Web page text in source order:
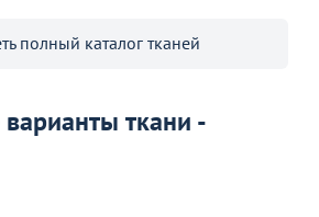
полный каталог тканей
ткани -